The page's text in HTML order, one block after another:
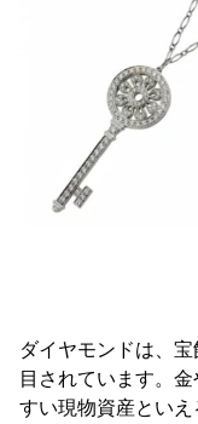
ダイヤモンドは、
目されています。
すい現物資産とい